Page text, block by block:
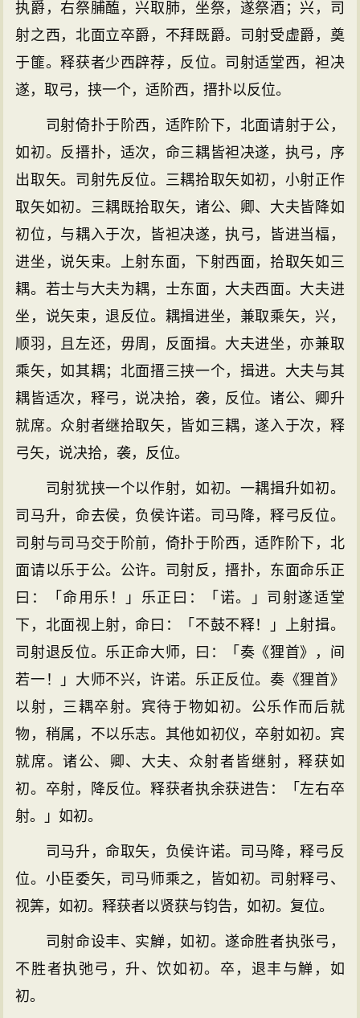
执爵，右祭脯醢，兴取肺，坐祭，遂祭酒；兴，司
射之西，北面立卒爵，不拜既爵。司射受虚爵，奠
于篚。释获者少西辟荐，反位。司射适堂西，袒决
遂，取弓，挟一个，适阶西，搢扑以反位。
司射倚扑于阶西，适阼阶下，北面请射于公，
如初。反搢扑，适次，命三耦皆袒决遂，执弓，序
出取矢。司射先反位。三耦拾取矢如初，小射正作
取矢如初。三耦既拾取矢，诸公、卿、大夫皆降如
初位，与耦入于次，皆袒决遂，执弓，皆进当楅，
进坐，说矢束。上射东面，下射西面，拾取矢如三
耦。若士与大夫为耦，士东面，大夫西面。大夫进
坐，说矢束，退反位。耦揖进坐，兼取乘矢，兴，
顺羽，且左还，毋周，反面揖。大夫进坐，亦兼取
乘矢，如其耦；北面搢三挟一个，揖进。大夫与其
耦皆适次，释弓，说决拾，袭，反位。诸公、卿升
就席。众射者继拾取矢，皆如三耦，遂入于次，释
弓矢，说决拾，袭，反位。
司射犹挟一个以作射，如初。一耦揖升如初。
司马升，命去侯，负侯许诺。司马降，释弓反位。
司射与司马交于阶前，倚扑于阶西，适阼阶下，北
面请以乐于公。公许。司射反，搢扑，东面命乐正
曰：「命用乐！」乐正曰：「诺。」司射遂适堂
下，北面视上射，命曰：「不鼓不释！」上射揖。
司射退反位。乐正命大师，曰：「奏《狸首》，间
若一！」大师不兴，许诺。乐正反位。奏《狸首》
以射，三耦卒射。宾待于物如初。公乐作而后就
物，稍属，不以乐志。其他如初仪，卒射如初。宾
就席。诸公、卿、大夫、众射者皆继射，释获如
初。卒射，降反位。释获者执余获进告：「左右卒
射。」如初。
司马升，命取矢，负侯许诺。司马降，释弓反
位。小臣委矢，司马师乘之，皆如初。司射释弓、
视筭，如初。释获者以贤获与钧告，如初。复位。
司射命设丰、实觯，如初。遂命胜者执张弓，
不胜者执弛弓，升、饮如初。卒，退丰与觯，如
初。